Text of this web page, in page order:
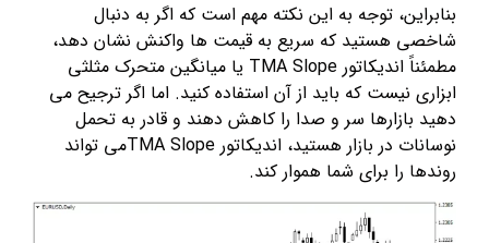
بنابراین، توجه به این نکته مهم است که اگر به دنبال
شاخصی هستید که سریع به قیمت ها واکنش نشان دهد،
مطمئناً اندیکاتور TMA Slope یا میانگین متحرک مثلثی
ابزاری نیست که باید از آن استفاده کنید. اما اگر ترجیح می
دهید بازارها سر و صدا را کاهش دهند و قادر به تحمل
نوسانات در بازار هستید، اندیکاتور TMA Slopeمی تواند
روندها را برای شما هموار کند.